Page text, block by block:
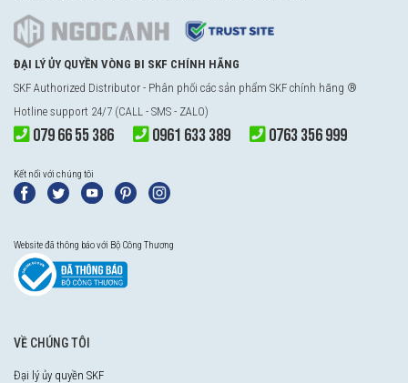
ĐẠI LÝ ỦY QUYỀN VÒNG BI SKF CHÍNH HÃNG
SKF Authorized Distributor - Phân phối các sản phẩm SKF chính hãng ®
Hotline support 24/7 (CALL - SMS - ZALO)
079 66 55 386 0961 633 389 0763 356 999
Kết nối với chúng tôi
Website đã thông báo với Bộ Công Thương
VỀ CHÚNG TÔI
Đại lý ủy quyền SKF